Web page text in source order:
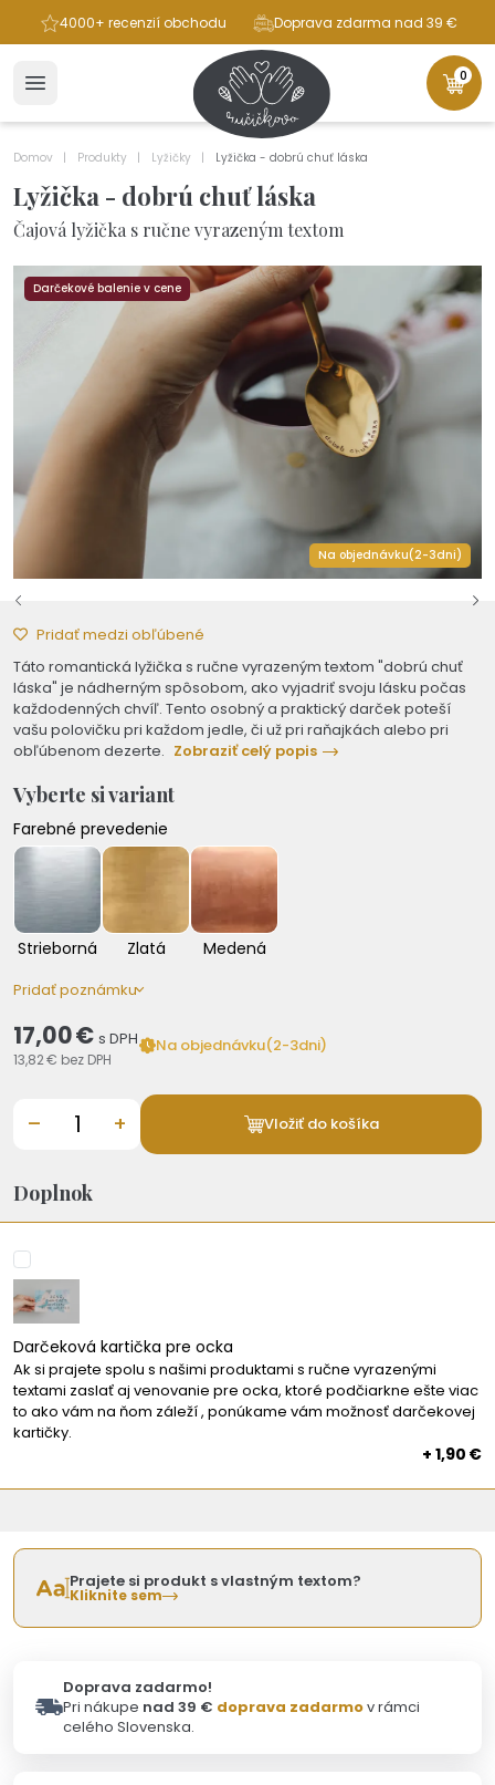
4000+ recenzií obchodu Doprava zdarma nad 39 €
0
Domov Produkty Lyžičky Lyžička - dobrú chuť láska
Lyžička - dobrú chuť láska
Čajová lyžička s ručne vyrazeným textom
Darčekové balenie v cene
Na objednávku(2-3dni)
Pridať medzi obľúbené
Táto romantická lyžička s ručne vyrazeným textom "dobrú chuť
láska" je nádherným spôsobom, ako vyjadriť svoju lásku počas
každodenných chvíľ. Tento osobný a praktický darček poteší
vašu polovičku pri každom jedle, či už pri raňajkách alebo pri
obľúbenom dezerte. Zobraziť celý popis
Vyberte si variant
Farebné prevedenie
Strieborná Zlatá Medená
Pridať poznámku
17,00 € s DPH
13,82 € bez DPH
Na objednávku(2-3dni)
– + Vložiť do košíka
Doplnok
Darčeková kartička pre ocka
Ak si prajete spolu s našimi produktami s ručne vyrazenými
textami zaslať aj venovanie pre ocka, ktoré podčiarkne ešte viac
to ako vám na ňom záleží , ponúkame vám možnosť darčekovej
kartičky.
+ 1,90 €
Prajete si produkt s vlastným textom?
Kliknite sem
Doprava zadarmo!
Pri nákupe nad 39 € doprava zadarmov rámci
celého Slovenska.